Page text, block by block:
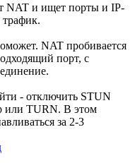
NAT и ищет порты и IP-
трафик.
NAT пробивается
порт, с
- отключить STUN
или TURN. В этом
за 2-3